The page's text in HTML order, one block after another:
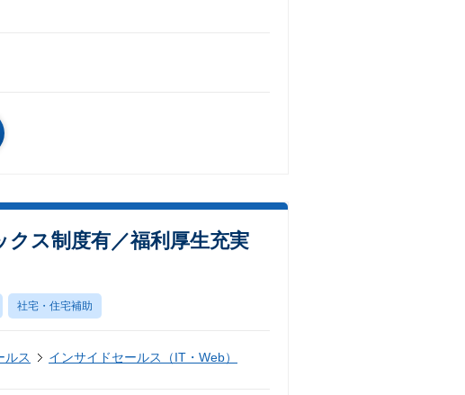
クス制度有／福利厚生充実
社宅・住宅補助
ルス インサイドセールス（IT・Web）